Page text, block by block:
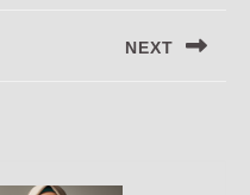
NEXT